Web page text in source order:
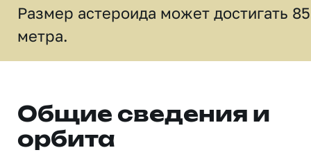
Размер астероида может достигать
метра.
Общие сведения и
орбита